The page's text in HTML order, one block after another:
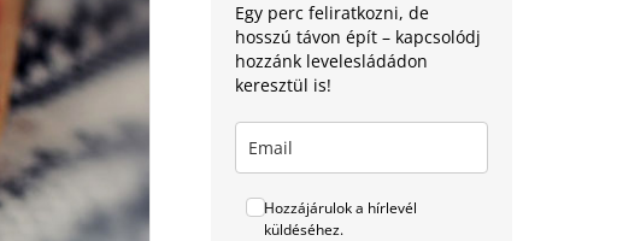
Egy perc feliratkozni, de
hosszú távon épít – kapcsolódj
hozzánk levelesládádon
keresztül is!
Hozzájárulok a hírlevél
küldéséhez.